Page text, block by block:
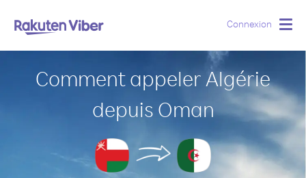
Connexion
Comment appeler Algérie
depuis Oman